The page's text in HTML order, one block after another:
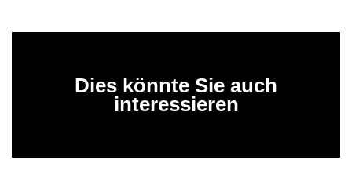
Dies könnte Sie auch
interessieren